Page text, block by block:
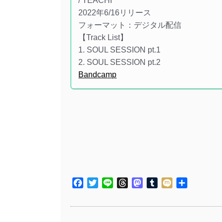
2022年6/16リリース
フォーマット：デジタル配信
【Track List】
1. SOUL SESSION pt.1
2. SOUL SESSION pt.2
Bandcamp
Facebook
TwitterLine ThreadsMastodon
TumblrMixi